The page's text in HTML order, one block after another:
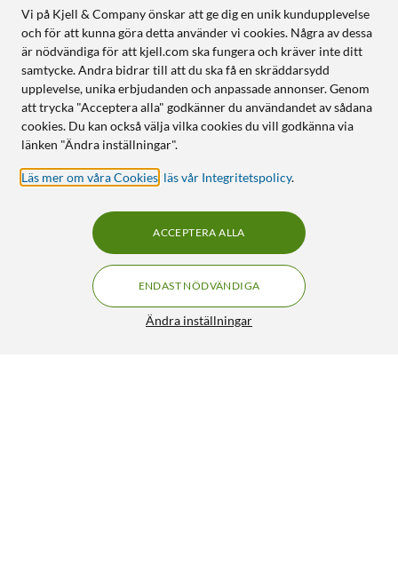
Vi på Kjell & Company önskar att ge dig en unik kundupplevelse
och för att kunna göra detta använder vi cookies. Några av dessa
är nödvändiga för att kjell.com ska fungera och kräver inte ditt
samtycke. Andra bidrar till att du ska få en skräddarsydd
upplevelse, unika erbjudanden och anpassade annonser. Genom
att trycka "Acceptera alla" godkänner du användandet av sådana
cookies. Du kan också välja vilka cookies du vill godkänna via
länken "Ändra inställningar".
Läs mer om våra Cookies läs vår Integritetspolicy.
Ändra inställningar
ENDAST NÖDVÄNDIGA
ACCEPTERA ALLA